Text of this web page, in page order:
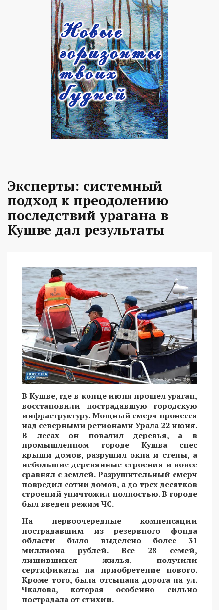
Эксперты: системный
подход к преодолению
последствий урагана в
Кушве дал результаты
В Кушве, где в конце июня прошел ураган,
восстановили пострадавшую городскую
инфраструктуру. Мощный смерч пронесся
над северными регионами Урала 22 июня.
В лесах он повалил деревья, а в
промышленном городе Кушва снес
крыши домов, разрушил окна и стены, а
небольшие деревянные строения и вовсе
сравнял с землей. Разрушительный смерч
повредил сотни домов, а до трех десятков
строений уничтожил полностью. В городе
был введен режим ЧС.
На первоочередные компенсации
пострадавшим из резервного фонда
области было выделено более 31
миллиона рублей. Все 28 семей,
лишившихся жилья, получили
сертификаты на приобретение нового.
Кроме того, была отсыпана дорога на ул.
Чкалова, которая особенно сильно
пострадала от стихии.